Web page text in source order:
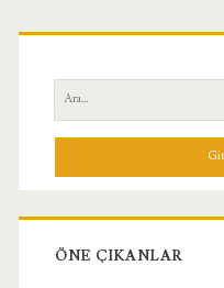
Birincil
Yan
Menü
Ara:
ÖNE ÇIKANLAR